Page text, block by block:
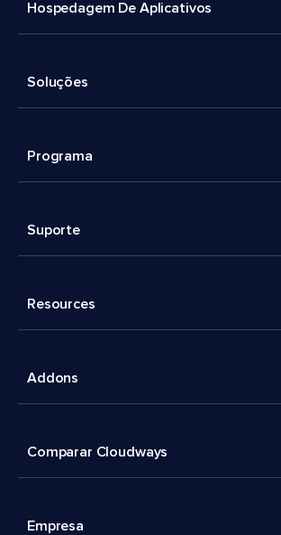
Hospedagem De Aplicativos
Soluções
Programa
Suporte
Resources
Addons
Comparar Cloudways
Empresa